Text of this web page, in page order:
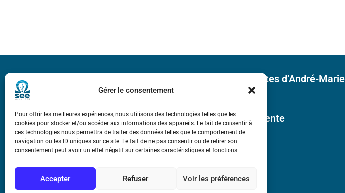
Gérer le consentement
Pour offrir les meilleures expériences, nous utilisons des technologies telles que les
cookies pour stocker et/ou accéder aux informations des appareils. Le fait de consentir à
ces technologies nous permettra de traiter des données telles que le comportement de
navigation ou les ID uniques sur ce site. Le fait de ne pas consentir ou de retirer son
consentement peut avoir un effet négatif sur certaines caractéristiques et fonctions.
Accepter Refuser Voir les préférences
Bicentenaire des découvertes d’André-Marie
Ampère
Conditions Générales de Vente
Mentions légales
Contact